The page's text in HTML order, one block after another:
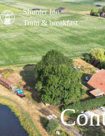
Shunter Inn
Train & breakfast